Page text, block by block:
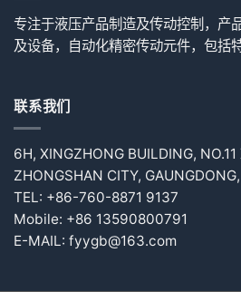
专注于液压产品制造及传动控制，产
及设备，自动化精密传动元件，包括
联系我们
6H, XINGZHONG BUILDING,
ZHONGSHAN CITY,
TEL: +86-760-8871 9137
Mobile: +86 13590800791
E-MAIL: fyygb@163.com